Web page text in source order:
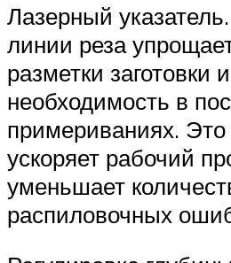
Лазерный
линии реза
разметки заготовки
необходимость в
примериваниях.
ускоряет рабочий
уменьшает
распиловочных